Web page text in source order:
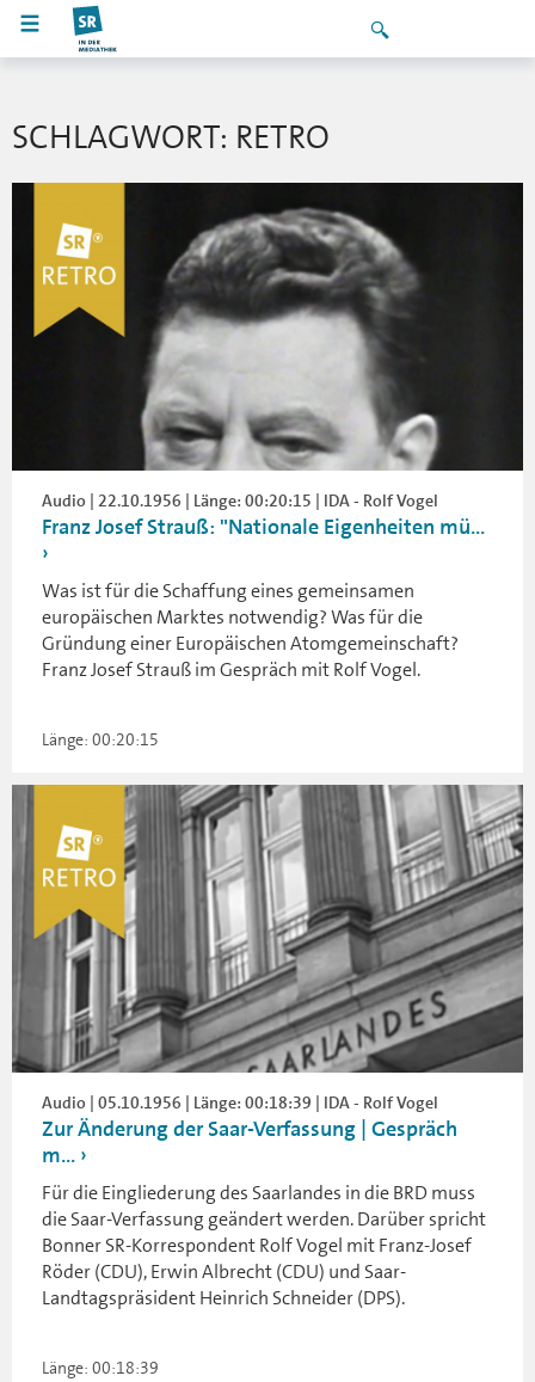
SCHLAGWORT: RETRO
Audio | 22.10.1956 | Länge: 00:20:15 | IDA - Rolf Vogel
Franz Josef Strauß: "Nationale Eigenheiten mü...
Was ist für die Schaffung eines gemeinsamen
europäischen Marktes notwendig? Was für die
Gründung einer Europäischen Atomgemeinschaft?
Franz Josef Strauß im Gespräch mit Rolf Vogel.
Länge: 00:20:15
Audio | 05.10.1956 | Länge: 00:18:39 | IDA - Rolf Vogel
Zur Änderung der Saar-Verfassung | Gespräch
m...
Für die Eingliederung des Saarlandes in die BRD muss
die Saar-Verfassung geändert werden. Darüber spricht
Bonner SR-Korrespondent Rolf Vogel mit Franz-Josef
Röder (CDU), Erwin Albrecht (CDU) und Saar-
Landtagspräsident Heinrich Schneider (DPS).
Länge: 00:18:39